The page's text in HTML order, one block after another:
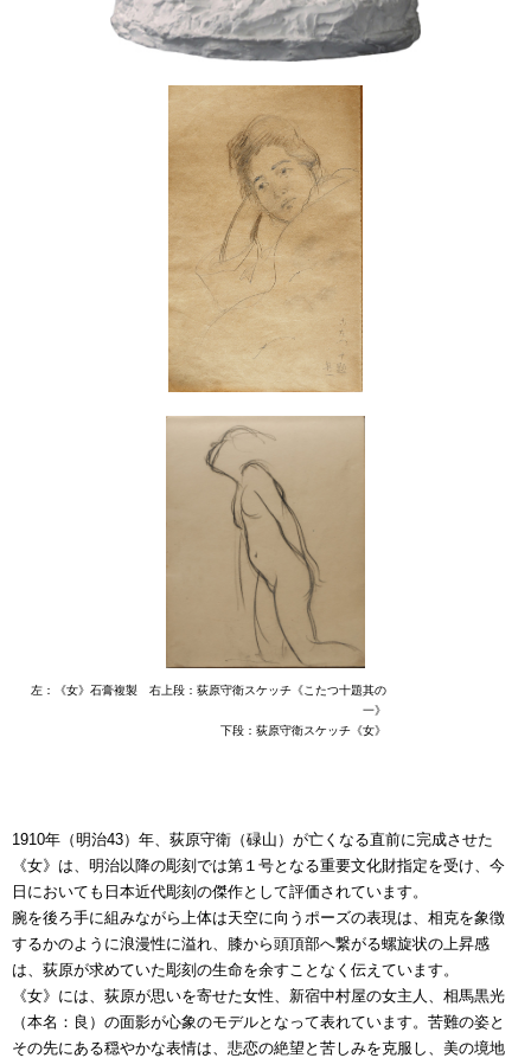
左：《女》石膏複製 右上段：荻原守衛スケッチ《こたつ十題其の
一》
下段：荻原守衛スケッチ《女》
1910年（明治43）年、荻原守衛（碌山）が亡くなる直前に完成させた
《女》は、明治以降の彫刻では第１号となる重要文化財指定を受け、今
日においても日本近代彫刻の傑作として評価されています。
腕を後ろ手に組みながら上体は天空に向うポーズの表現は、相克を象徴
するかのように浪漫性に溢れ、膝から頭頂部へ繋がる螺旋状の上昇感
は、荻原が求めていた彫刻の生命を余すことなく伝えています。
《女》には、荻原が思いを寄せた女性、新宿中村屋の女主人、相馬黒光
（本名：良）の面影が心象のモデルとなって表れています。苦難の姿と
その先にある穏やかな表情は、悲恋の絶望と苦しみを克服し、美の境地